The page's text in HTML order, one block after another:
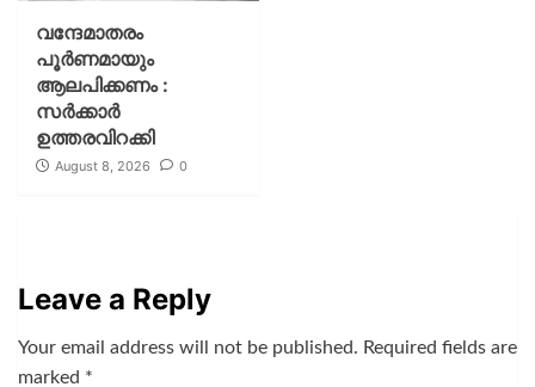
വന്ദേമാതരം
പൂര്‍ണമായും
ആലപിക്കണം :
സര്‍ക്കാര്‍
ഉത്തരവിറക്കി
August 8, 2026 0
Leave a Reply
Your email address will not be published. Required fields are
marked *